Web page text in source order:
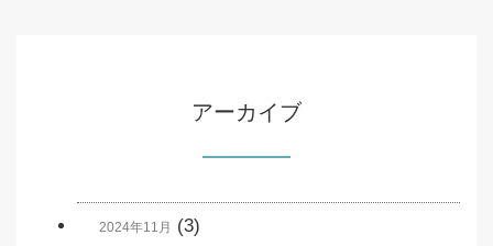
アーカイブ
2024年11月 (3)